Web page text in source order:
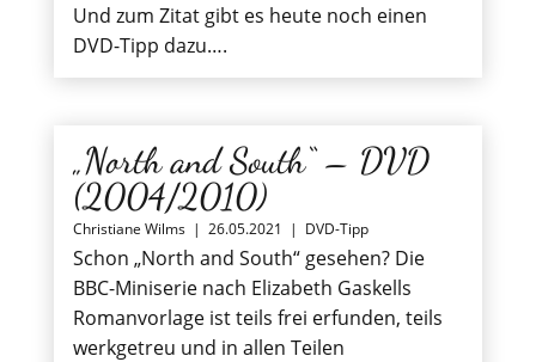
Und zum Zitat gibt es heute noch einen
DVD-Tipp dazu….
„North and South“ – DVD
(2004/2010)
Christiane Wilms | 26.05.2021 | DVD-Tipp
Schon „North and South“ gesehen? Die
BBC-Miniserie nach Elizabeth Gaskells
Romanvorlage ist teils frei erfunden, teils
werkgetreu und in allen Teilen